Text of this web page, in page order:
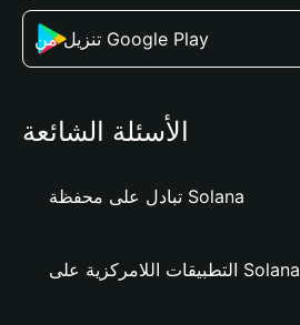
تنزيل من Google Play
الأسئلة الشائعة
تبادل على محفظة Solana
التطبيقات اللامركزية على Solana